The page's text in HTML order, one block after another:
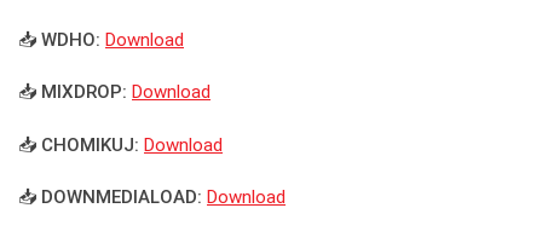
📥 WDHO: Download
📥 MIXDROP: Download
📥 CHOMIKUJ: Download
📥 DOWNMEDIALOAD: Download